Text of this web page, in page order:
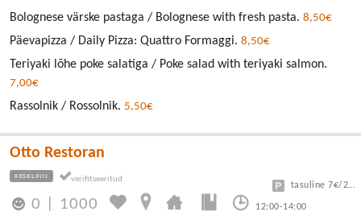
Bolognese värske pastaga / Bolognese with fresh pasta. 8,50€
Päevapizza / Daily Pizza: Quattro Formaggi. 8,50€
Teriyaki lõhe poke salatiga / Poke salad with teriyaki salmon.
7,00€
Rassolnik / Rossolnik. 5,50€
Otto Restoran
KESKLINN
0 1000 12:00-14:00
tasuline 7€/24h